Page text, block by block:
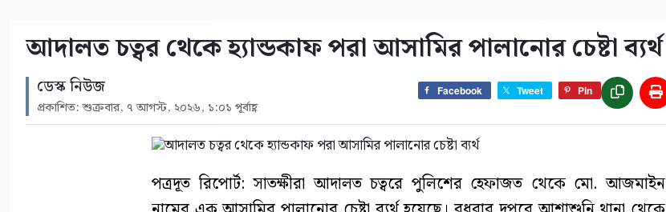
আদালত চত্বর থেকে হ্যান্ডকাফ পরা আসামির পালানোর চেষ্টা ব্যর্থ
ডেস্ক নিউজ
প্রকাশিত: শুক্রবার, ৭ আগস্ট, ২০২৬, ১:০১ পূর্বাহ্ণ
Facebook Tweet Pin
পত্রদূত রিপোর্ট: সাতক্ষীরা আদালত চত্বরে পুলিশের হেফাজত থেকে মো. আজমাইন